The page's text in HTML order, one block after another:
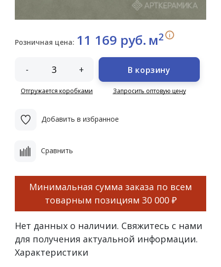
Розничная цена: 11 169 руб. м2 i
- +
Отгружается коробками
В корзину
Запросить оптовую цену
Добавить в избранное
Сравнить
Минимальная сумма заказа по всем
товарным позициям 30 000 ₽
Нет данных о наличии. Свяжитесь с нами
для получения актуальной информации.
Характеристики